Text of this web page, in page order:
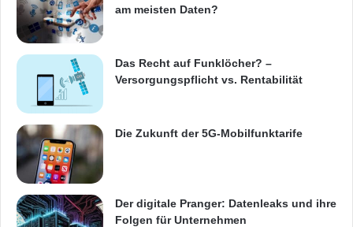
Begrüßung: „Hallo!“
1. Herr Pfeiffer, Cyberkriminelle schlafen nicht.
Sie denken sich immer neue Angriffsstrategien
aus. Welche sind gerade besonders aktuell?
O-Ton 1 (Sascha Pfeiffer, 0:36 Min.):
„Besonders aktuell bei den Cyberkriminellen
sind die Versuche, den Benutzer jetzt in die
am meisten Daten?
Das Recht auf Funklöcher? –
Versorgungspflicht vs. Rentabilität
Die Zukunft der 5G-Mobilfunktarife
Der digitale Pranger: Datenleaks und ihre
Folgen für Unternehmen